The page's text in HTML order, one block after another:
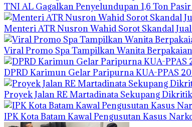
TNI AL Gagalkan Penyelundupan 1,6 Ton
Menteri ATR Nusron Wahid Sorot Skandal
Viral Promo Spa Tampilkan Wanita
DPRD Karimun Gelar Paripurna KUA-PPAS
Proyek Jalan RE Martadinata Sekupang
IPK Kota Batam Kawal Pengusutan Kasus